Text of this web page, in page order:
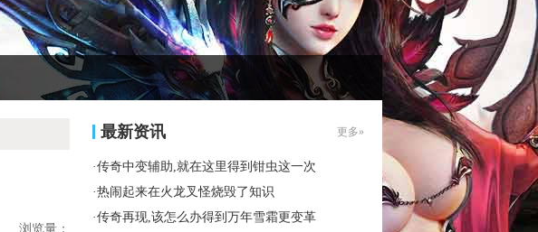
浏览量：
最新资讯 更多»
·传奇中变辅助,就在这里得到钳虫这一次
·热闹起来在火龙叉怪烧毁了知识
·传奇再现,该怎么办得到万年雪霜更变革